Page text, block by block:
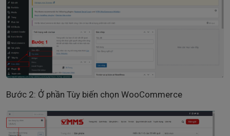
Bước 2: Ở phần Tùy biến chọn WooCommerce